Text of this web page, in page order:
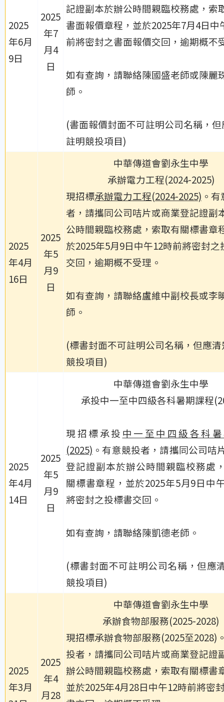
2025
年6月
9日
2025
年7
月4
日
記證副本於辦公時間親臨校務處，索
書面報價章程，並於2025年7月4日中
前將密封之書面報價交回，逾期概不
如有查詢，請聯絡陳國盛老師或陳麗
師。
(書面報價封面不可註明公司名稱，
註明競投項目)
2025
年4月
16日
2025
年5
月9
日
中華傳道會劉永生中學
承辦電力工程(2024-2025)
現招標承辦電力工程(2024-2025) 。
者，請攜同公司咭片或商業登記證副
公時間親臨校務處，索取有關標書章
於2025年5月9日中午12時前將密封之
交回，逾期概不受理。
如有查詢，請聯絡盧維中副校長或李
師。
(標書封面不可註明公司名稱，但應
競投項目)
2025
年4月
14日
2025
年5
月9
日
中華傳道會劉永生中學
承投中一至中四級各科暑期課程
現招標承投 中一至中四級各科
(2025) 。有意競投者，請攜同公司咭
登記證副本於辦公時間親臨校務處
關標書章程，並於2025年5月9日中
將密封之投標書交回。
如有查詢，請聯絡陳凱德老師。
(標書封面不可註明公司名稱，但應
競投項目)
2025
年3月
2025
年4
月28
中華傳道會劉永生中學
承辦食物部服務(2025-2028)
現招標承辦食物部服務(2025至2028)
投者，請攜同公司咭片或商業登記證
辦公時間親臨校務處，索取有關標書
並於2025年4月28日中午12時前將密